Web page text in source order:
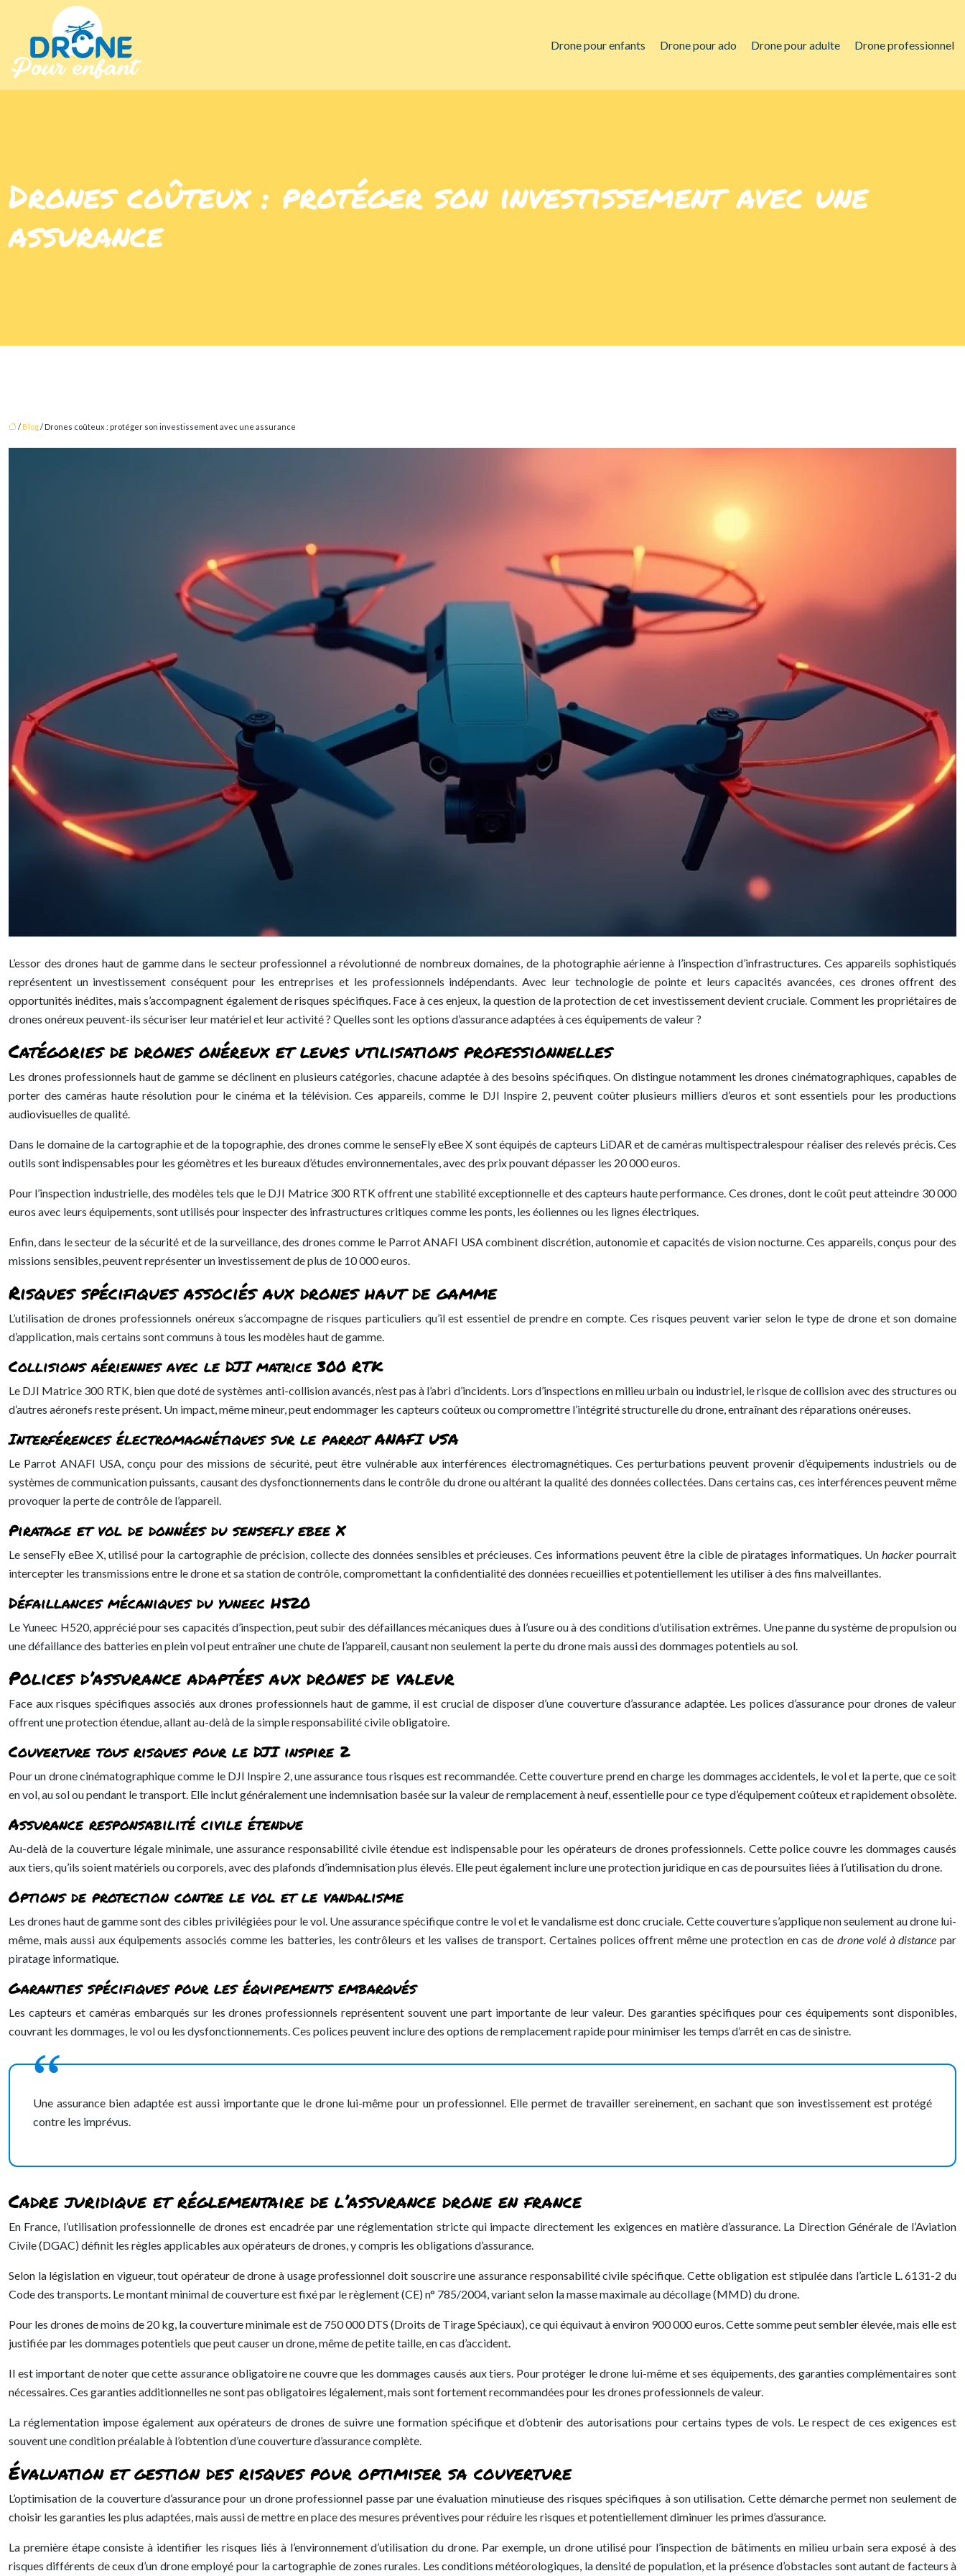
Drone pour enfants Drone pour ado Drone pour adulte Drone professionnel
Drones coûteux : protéger son investissement avec une
assurance
/ Blog/ Drones coûteux : protéger son investissement avec une assurance
L’essor des drones haut de gamme dans le secteur professionnel a révolutionné de nombreux domaines, de la photographie aérienne à l’inspection d’infrastructures. Ces appareils sophistiqués
représentent un investissement conséquent pour les entreprises et les professionnels indépendants. Avec leur technologie de pointe et leurs capacités avancées, ces drones offrent des
opportunités inédites, mais s’accompagnent également de risques spécifiques. Face à ces enjeux, la question de la protection de cet investissement devient cruciale. Comment les propriétaires de
drones onéreux peuvent-ils sécuriser leur matériel et leur activité ? Quelles sont les options d’assurance adaptées à ces équipements de valeur ?
Catégories de drones onéreux et leurs utilisations professionnelles
Les drones professionnels haut de gamme se déclinent en plusieurs catégories, chacune adaptée à des besoins spécifiques. On distingue notamment les drones cinématographiques, capables de
porter des caméras haute résolution pour le cinéma et la télévision. Ces appareils, comme le DJI Inspire 2, peuvent coûter plusieurs milliers d’euros et sont essentiels pour les productions
audiovisuelles de qualité.
Dans le domaine de la cartographie et de la topographie, des drones comme le senseFly eBee X sont équipés de capteurs LiDAR et de caméras multispectralespour réaliser des relevés précis. Ces
outils sont indispensables pour les géomètres et les bureaux d’études environnementales, avec des prix pouvant dépasser les 20 000 euros.
Pour l’inspection industrielle, des modèles tels que le DJI Matrice 300 RTK offrent une stabilité exceptionnelle et des capteurs haute performance. Ces drones, dont le coût peut atteindre 30 000
euros avec leurs équipements, sont utilisés pour inspecter des infrastructures critiques comme les ponts, les éoliennes ou les lignes électriques.
Enfin, dans le secteur de la sécurité et de la surveillance, des drones comme le Parrot ANAFI USA combinent discrétion, autonomie et capacités de vision nocturne. Ces appareils, conçus pour des
missions sensibles, peuvent représenter un investissement de plus de 10 000 euros.
Risques spécifiques associés aux drones haut de gamme
L’utilisation de drones professionnels onéreux s’accompagne de risques particuliers qu’il est essentiel de prendre en compte. Ces risques peuvent varier selon le type de drone et son domaine
d’application, mais certains sont communs à tous les modèles haut de gamme.
Collisions aériennes avec le DJI matrice 300 RTK
Le DJI Matrice 300 RTK, bien que doté de systèmes anti-collision avancés, n’est pas à l’abri d’incidents. Lors d’inspections en milieu urbain ou industriel, le risque de collision avec des structures ou
d’autres aéronefs reste présent. Un impact, même mineur, peut endommager les capteurs coûteux ou compromettre l’intégrité structurelle du drone, entraînant des réparations onéreuses.
Interférences électromagnétiques sur le parrot ANAFI USA
Le Parrot ANAFI USA, conçu pour des missions de sécurité, peut être vulnérable aux interférences électromagnétiques. Ces perturbations peuvent provenir d’équipements industriels ou de
systèmes de communication puissants, causant des dysfonctionnements dans le contrôle du drone ou altérant la qualité des données collectées. Dans certains cas, ces interférences peuvent même
provoquer la perte de contrôle de l’appareil.
Piratage et vol de données du sensefly ebee X
Le senseFly eBee X, utilisé pour la cartographie de précision, collecte des données sensibles et précieuses. Ces informations peuvent être la cible de piratages informatiques. Unhackerpourrait
intercepter les transmissions entre le drone et sa station de contrôle, compromettant la confidentialité des données recueillies et potentiellement les utiliser à des fins malveillantes.
Défaillances mécaniques du yuneec H520
Le Yuneec H520, apprécié pour ses capacités d’inspection, peut subir des défaillances mécaniques dues à l’usure ou à des conditions d’utilisation extrêmes. Une panne du système de propulsion ou
une défaillance des batteries en plein vol peut entraîner une chute de l’appareil, causant non seulement la perte du drone mais aussi des dommages potentiels au sol.
Polices d’assurance adaptées aux drones de valeur
Face aux risques spécifiques associés aux drones professionnels haut de gamme, il est crucial de disposer d’une couverture d’assurance adaptée. Les polices d’assurance pour drones de valeur
offrent une protection étendue, allant au-delà de la simple responsabilité civile obligatoire.
Couverture tous risques pour le DJI inspire 2
Pour un drone cinématographique comme le DJI Inspire 2, une assurance tous risques est recommandée. Cette couverture prend en charge les dommages accidentels, le vol et la perte, que ce soit
en vol, au sol ou pendant le transport. Elle inclut généralement une indemnisation basée sur la valeur de remplacement à neuf, essentielle pour ce type d’équipement coûteux et rapidement obsolète.
Assurance responsabilité civile étendue
Au-delà de la couverture légale minimale, une assurance responsabilité civile étendue est indispensable pour les opérateurs de drones professionnels. Cette police couvre les dommages causés
aux tiers, qu’ils soient matériels ou corporels, avec des plafonds d’indemnisation plus élevés. Elle peut également inclure une protection juridique en cas de poursuites liées à l’utilisation du drone.
Options de protection contre le vol et le vandalisme
Les drones haut de gamme sont des cibles privilégiées pour le vol. Une assurance spécifique contre le vol et le vandalisme est donc cruciale. Cette couverture s’applique non seulement au drone lui-
même, mais aussi aux équipements associés comme les batteries, les contrôleurs et les valises de transport. Certaines polices offrent même une protection en cas de drone volé à distancepar
piratage informatique.
Garanties spécifiques pour les équipements embarqués
Les capteurs et caméras embarqués sur les drones professionnels représentent souvent une part importante de leur valeur. Des garanties spécifiques pour ces équipements sont disponibles,
couvrant les dommages, le vol ou les dysfonctionnements. Ces polices peuvent inclure des options de remplacement rapide pour minimiser les temps d’arrêt en cas de sinistre.
Une assurance bien adaptée est aussi importante que le drone lui-même pour un professionnel. Elle permet de travailler sereinement, en sachant que son investissement est protégé
contre les imprévus.
Cadre juridique et réglementaire de l’assurance drone en france
En France, l’utilisation professionnelle de drones est encadrée par une réglementation stricte qui impacte directement les exigences en matière d’assurance. La Direction Générale de l’Aviation
Civile (DGAC) définit les règles applicables aux opérateurs de drones, y compris les obligations d’assurance.
Selon la législation en vigueur, tout opérateur de drone à usage professionnel doit souscrire une assurance responsabilité civile spécifique. Cette obligation est stipulée dans l’article L. 6131-2 du
Code des transports. Le montant minimal de couverture est fixé par le règlement (CE) n° 785/2004, variant selon la masse maximale au décollage (MMD) du drone.
Pour les drones de moins de 20 kg, la couverture minimale est de 750 000 DTS (Droits de Tirage Spéciaux), ce qui équivaut à environ 900 000 euros. Cette somme peut sembler élevée, mais elle est
justifiée par les dommages potentiels que peut causer un drone, même de petite taille, en cas d’accident.
Il est important de noter que cette assurance obligatoire ne couvre que les dommages causés aux tiers. Pour protéger le drone lui-même et ses équipements, des garanties complémentaires sont
nécessaires. Ces garanties additionnelles ne sont pas obligatoires légalement, mais sont fortement recommandées pour les drones professionnels de valeur.
La réglementation impose également aux opérateurs de drones de suivre une formation spécifique et d’obtenir des autorisations pour certains types de vols. Le respect de ces exigences est
souvent une condition préalable à l’obtention d’une couverture d’assurance complète.
Évaluation et gestion des risques pour optimiser sa couverture
L’optimisation de la couverture d’assurance pour un drone professionnel passe par une évaluation minutieuse des risques spécifiques à son utilisation. Cette démarche permet non seulement de
choisir les garanties les plus adaptées, mais aussi de mettre en place des mesures préventives pour réduire les risques et potentiellement diminuer les primes d’assurance.
La première étape consiste à identifier les risques liés à l’environnement d’utilisation du drone. Par exemple, un drone utilisé pour l’inspection de bâtiments en milieu urbain sera exposé à des
risques différents de ceux d’un drone employé pour la cartographie de zones rurales. Les conditions météorologiques, la densité de population, et la présence d’obstacles sont autant de facteurs à